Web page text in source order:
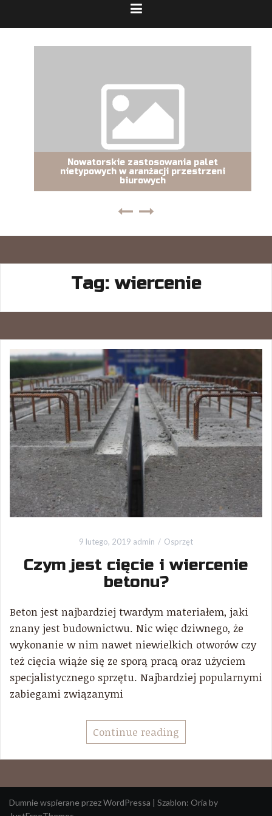
Nowatorskie zastosowania palet
nietypowych w aranżacji przestrzeni
biurowych
Tag:wiercenie
9 lutego, 2019 admin Osprzęt
Czym jest cięcie i wiercenie
betonu?
Beton jest najbardziej twardym materiałem, jaki
znany jest budownictwu. Nic więc dziwnego, że
wykonanie w nim nawet niewielkich otworów czy
też cięcia wiąże się ze sporą pracą oraz użyciem
specjalistycznego sprzętu. Najbardziej popularnymi
zabiegami związanymi
Continue reading
Dumnie wspierane przez WordPressa | Szablon: Oria by